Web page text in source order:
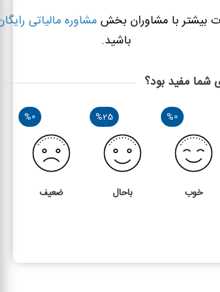
بیشتر با مشاوران بخشمشاوره مالیاتی
باشید.
شما مفید بود؟
%0
خوب
%25
باحال
%0
ضعیف